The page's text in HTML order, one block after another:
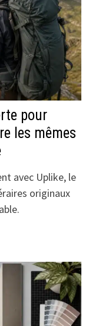
pour
les mêmes
avec Uplike, le
originaux